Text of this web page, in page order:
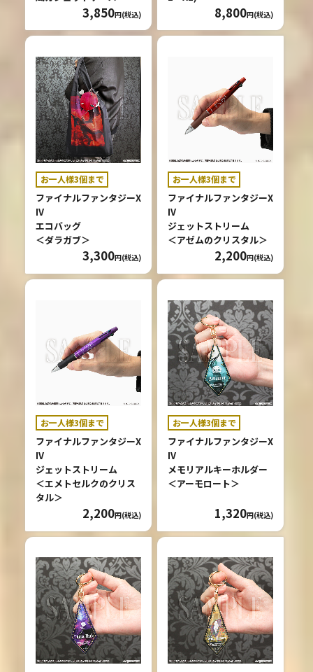
3,850円(税込) 8,800円(税込)
お一人様3個まで
ファイナルファンタジーX
IV
エコバッグ
＜ダラガブ＞
3,300円(税込)
お一人様3個まで
ファイナルファンタジーX
IV
ジェットストリーム
＜アゼムのクリスタル＞
2,200円(税込)
お一人様3個まで
ファイナルファンタジーX
IV
ジェットストリーム
＜エメトセルクのクリス
タル＞
2,200円(税込)
お一人様3個まで
ファイナルファンタジーX
IV
メモリアルキーホルダー
＜アーモロート＞
1,320円(税込)